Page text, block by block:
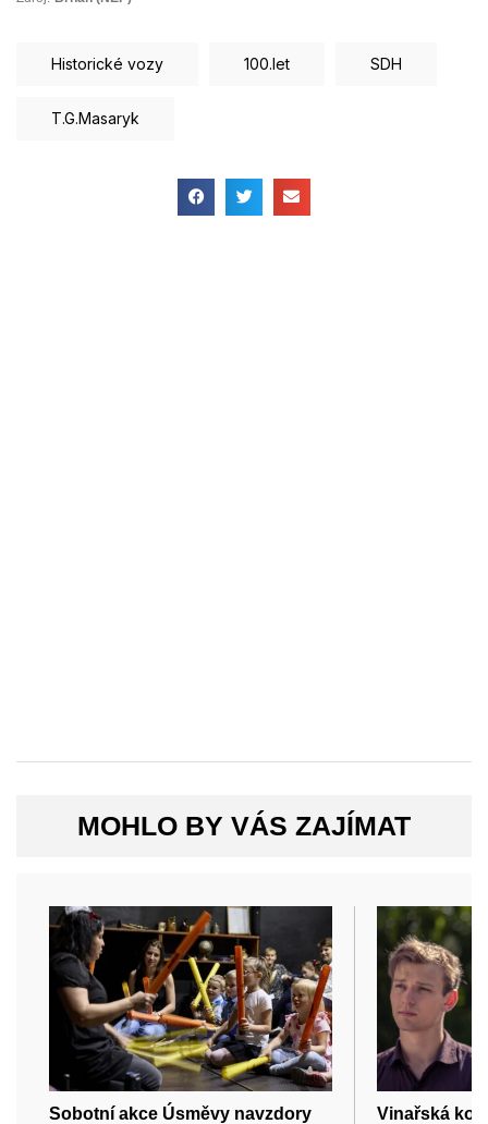
Historické vozy 100.let SDH
T.G.Masaryk
MOHLO BY VÁS ZAJÍMAT
Sobotní akce Úsměvy navzdory
Vinařská